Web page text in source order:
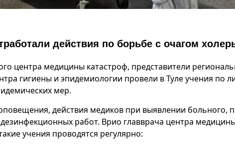
действия по борьбе с очагом
центра медицины катастроф, представители
гигиены и эпидемиологии провели в Туле учения по
мер.
действия медиков при выявлении больного,
работ. Врио главврача центра
учения проводятся регулярно: